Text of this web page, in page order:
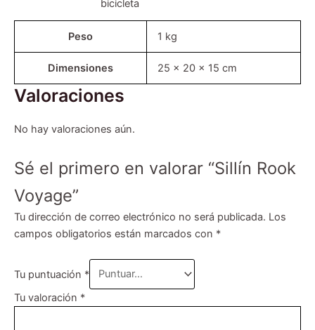
bicicleta
Peso 1 kg
Dimensiones 25 × 20 × 15 cm
Valoraciones
No hay valoraciones aún.
Sé el primero en valorar “Sillín Rook
Voyage”
Tu dirección de correo electrónico no será publicada. Los
campos obligatorios están marcados con *
Tu puntuación *
Tu valoración *